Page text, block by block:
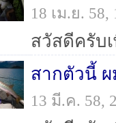
18 เม.ย.
สากตัวนี้ ผ
13 มี.ค. 58,